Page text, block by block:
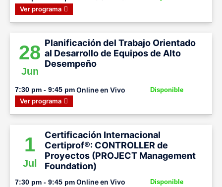
Ver programa
28
Jun
Planificación del Trabajo Orientado
al Desarrollo de Equipos de Alto
Desempeño
7:30 pm - 9:45 pmOnline en Vivo Disponible
Ver programa
1
Jul
Certificación Internacional
Certiprof®: CONTROLLER de
Proyectos (PROJECT Management
Foundation)
7:30 pm - 9:45 pmOnline en Vivo Disponible